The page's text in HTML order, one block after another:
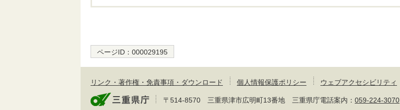
ページID： 000029195
リンク・著作権・免責事項・ダウンロード 個人情報保護ポリシー ウェブアクセシビリティ
〒514-8570 三重県津市広明町13番地 三重県庁電話案内： 059-224-3070